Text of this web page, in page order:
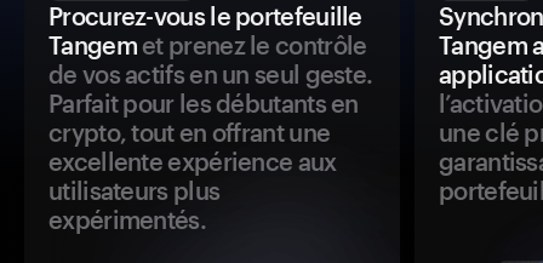
Procurez-vous le portefeuille
Tangemet prenez le contrôle
de vos actifs en un seul geste.
Parfait pour les débutants en
crypto, tout en offrant une
excellente expérience aux
utilisateurs plus
expérimentés.
Tangem
une clé